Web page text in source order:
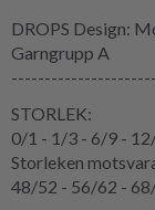
DROPS Design:
Garngrupp A
STORLEK:
0/1 - 1/3 - 6/9 -
Storleken
48/52 - 56/62 -